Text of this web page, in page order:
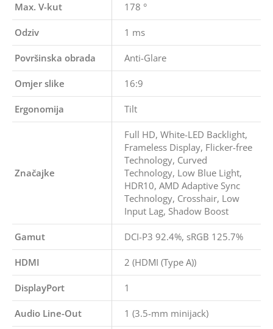
Max. V-kut 178 °
Odziv 1 ms
Površinska obrada Anti-Glare
Omjer slike 16:9
Ergonomija Tilt
Značajke
Full HD, White-LED Backlight,
Frameless Display, Flicker-free
Technology, Curved
Technology, Low Blue Light,
HDR10, AMD Adaptive Sync
Technology, Crosshair, Low
Input Lag, Shadow Boost
Gamut DCI-P3 92.4%, sRGB 125.7%
HDMI 2 (HDMI (Type A))
DisplayPort 1
Audio Line-Out 1 (3.5-mm minijack)